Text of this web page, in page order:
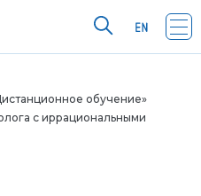
обучение»
с иррациональными